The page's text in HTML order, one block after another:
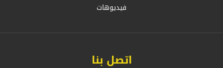
فيديوهات
اتصل بنا